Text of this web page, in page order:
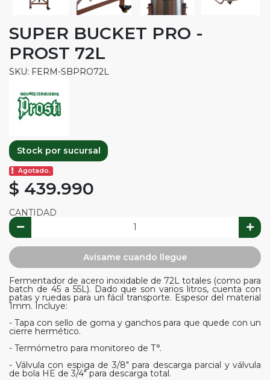
SUPER BUCKET PRO -
PROST 72L
SKU: FERM-SBPRO72L
Stock por sucursal
Agotado.
$ 439.990
CANTIDAD
Avísame cuando llegue
Fermentador de acero inoxidable de 72L totales (como para
batch de 45 a 55L). Dado que son varios litros, cuenta con
patas y ruedas para un fácil transporte. Espesor del material
1mm. Incluye:
- Tapa con sello de goma y ganchos para que quede con un
cierre hermético.
- Termómetro para monitoreo de T°.
- Válvula con espiga de 3/8" para descarga parcial y válvula
de bola HE de 3/4" para descarga total.